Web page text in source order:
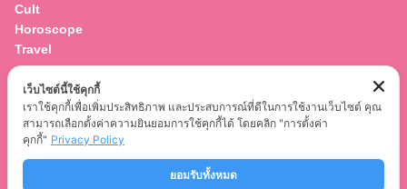
Cult
Horoscope
Travel
Entertainment
Celebrity
Movies
Musics
เว็บไซต์นี้ใช้คุกกี้
เราใช้คุกกี้เพื่อเพิ่มประสิทธิภาพ และประสบการณ์ที่ดีในการใช้งานเว็บไซต์ คุณ
สามารถเลือกตั้งค่าความยินยอมการใช้คุกกี้ได้ โดยคลิก "การตั้งค่า
คุกกี้" Privacy Policy
ยอมรับทั้งหมด